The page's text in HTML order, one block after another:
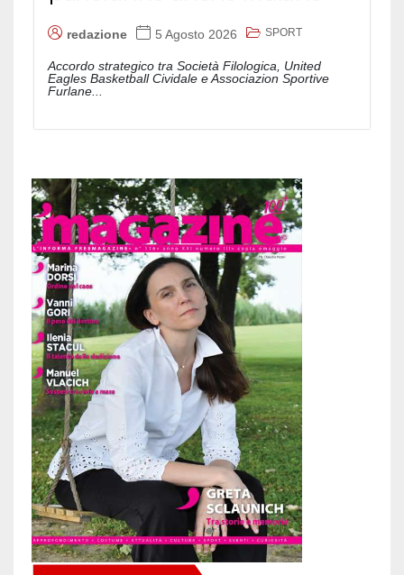
redazione 5 Agosto 2026 SPORT
Accordo strategico tra Società Filologica, United
Eagles Basketball Cividale e Associazion Sportive
Furlane...